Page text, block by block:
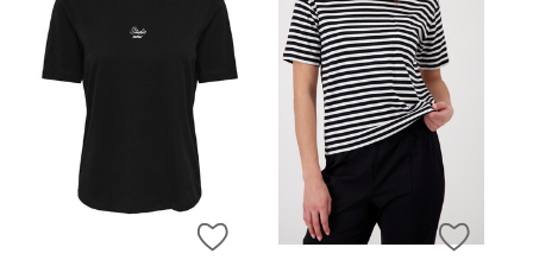
ZUR WUNSCHLISTE HINZUFÜGEN
ZUR